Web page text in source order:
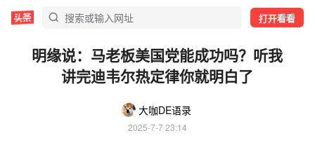
打开看看
明缘说：马老板美国党能成功吗？听我
讲完迪韦尔热定律你就明白了
大咖DE语录
2025-7-7 23:14